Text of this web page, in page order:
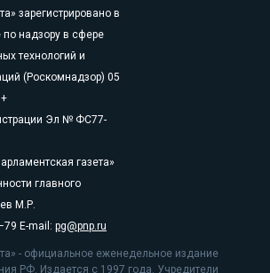
зарегистрировано в
надзору в сфере
технологий и
(Роскомнадзор) 05
Эл № ФС77-
газета»
главного
М.Р.
E-mail: pg@pnp.ru
- официальное еженедельное издание
РФ. Издается с 1997 года. Учредители